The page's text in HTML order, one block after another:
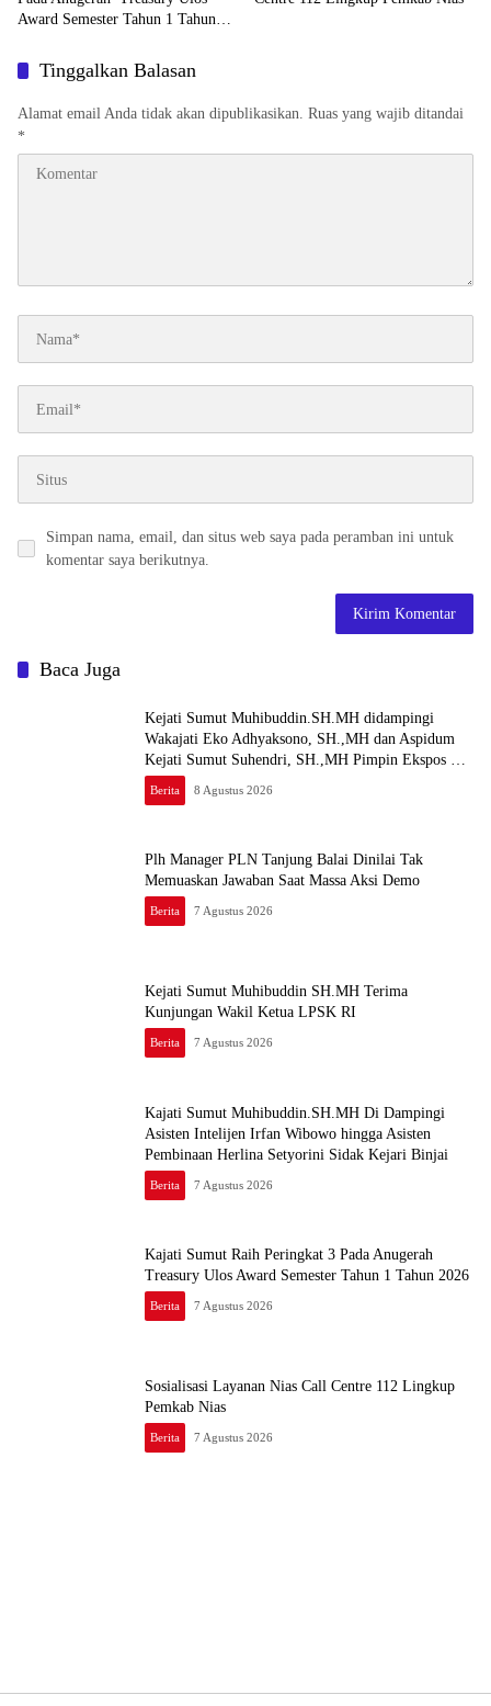
Award Semester Tahun 1 Tahun
Tinggalkan Balasan
Alamat email Anda tidak akan dipublikasikan. Ruas yang wajib ditandai
*
Simpan nama, email, dan situs web saya pada peramban ini untuk
komentar saya berikutnya.
Baca Juga
Kejati Sumut Muhibuddin.SH.MH didampingi
Wakajati Eko Adhyaksono, SH.,MH dan Aspidum
Kejati Sumut Suhendri, SH.,MH Pimpin Ekspos RJ
Di Kejari Medan
Berita 8 Agustus 2026
Plh Manager PLN Tanjung Balai Dinilai Tak
Memuaskan Jawaban Saat Massa Aksi Demo
Berita 7 Agustus 2026
Kejati Sumut Muhibuddin SH.MH Terima
Kunjungan Wakil Ketua LPSK RI
Berita 7 Agustus 2026
Kajati Sumut Muhibuddin.SH.MH Di Dampingi
Asisten Intelijen Irfan Wibowo hingga Asisten
Pembinaan Herlina Setyorini Sidak Kejari Binjai
Berita 7 Agustus 2026
Kajati Sumut Raih Peringkat 3 Pada Anugerah
Treasury Ulos Award Semester Tahun 1 Tahun 2026
Berita 7 Agustus 2026
Sosialisasi Layanan Nias Call Centre 112 Lingkup
Pemkab Nias
Berita 7 Agustus 2026